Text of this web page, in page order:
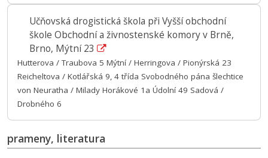
Učňovská drogistická škola při Vyšší obchodní
škole Obchodní a živnostenské komory v Brně,
Brno, Mýtní 23
Hutterova / Traubova 5 Mýtní / Herringova / Pionýrská 23
Reicheltova / Kotlářská 9, 4 třída Svobodného pána šlechtice
von Neuratha / Milady Horákové 1a Údolní 49 Sadová /
Drobného 6
prameny, literatura